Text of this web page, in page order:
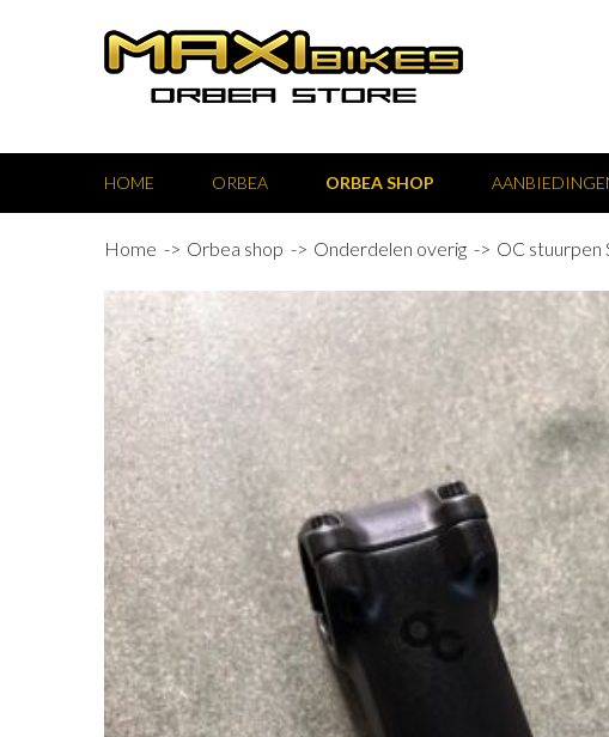
HOME ORBEA ORBEA SHOP
Home Orbea shop Onderdelen overig OC stuurpen